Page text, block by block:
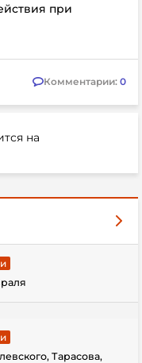
при
Комментарии: 0
на
Тарасова,